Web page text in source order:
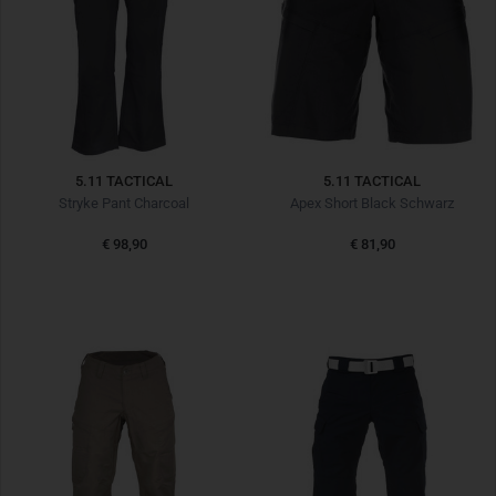
5.11 TACTICAL
Stryke Pant Charcoal
€ 98,90
5.11 TACTICAL
Apex Short Black Schwarz
€ 81,90